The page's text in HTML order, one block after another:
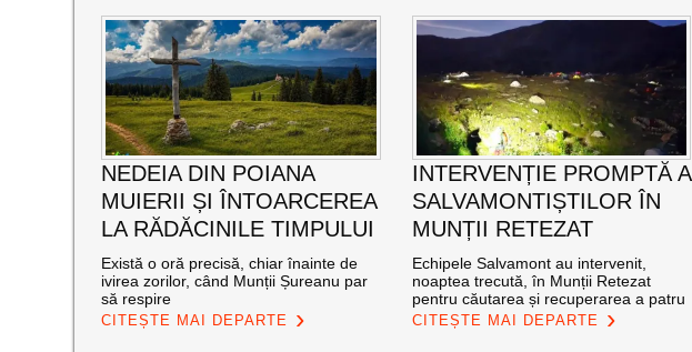
NEDEIA DIN POIANA
MUIERII ȘI ÎNTOARCEREA
LA RĂDĂCINILE TIMPULUI
Există o oră precisă, chiar înainte de
ivirea zorilor, când Munții Șureanu par
să respire
CITEȘTE MAI DEPARTE
INTERVENȚIE PROMPTĂ A
SALVAMONTIȘTILOR ÎN
MUNȚII RETEZAT
Echipele Salvamont au intervenit,
noaptea trecută, în Munții Retezat
pentru căutarea și recuperarea a patru
CITEȘTE MAI DEPARTE